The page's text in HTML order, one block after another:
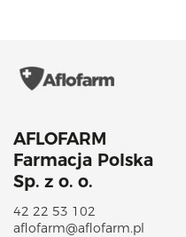
AFLOFARM
Farmacja Polska
Sp. z o. o.
42 22 53 102
aflofarm@aflofarm.pl